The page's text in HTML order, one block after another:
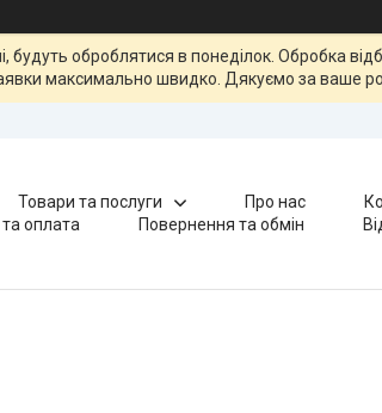
будуть оброблятися в понеділок. Обробка
максимально швидко. Дякуємо за ваше
Товари та послуги Про нас
оплата
Повернення та обмін